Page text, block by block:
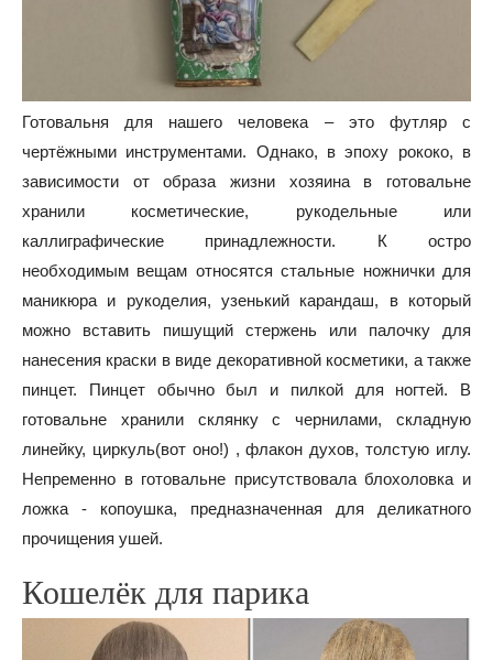
Готовальня для нашего человека – это футляр с
чертёжными инструментами. Однако, в эпоху рококо, в
зависимости от образа жизни хозяина в готовальне
хранили косметические, рукодельные или
каллиграфические принадлежности. К остро
необходимым вещам относятся стальные ножнички для
маникюра и рукоделия, узенький карандаш, в который
можно вставить пишущий стержень или палочку для
нанесения краски в виде декоративной косметики, а также
пинцет. Пинцет обычно был и пилкой для ногтей. В
готовальне хранили склянку с чернилами, складную
линейку, циркуль(вот оно!) , флакон духов, толстую иглу.
Непременно в готовальне присутствовала блохоловка и
ложка - копоушка, предназначенная для деликатного
прочищения ушей.
Кошелёк для парика